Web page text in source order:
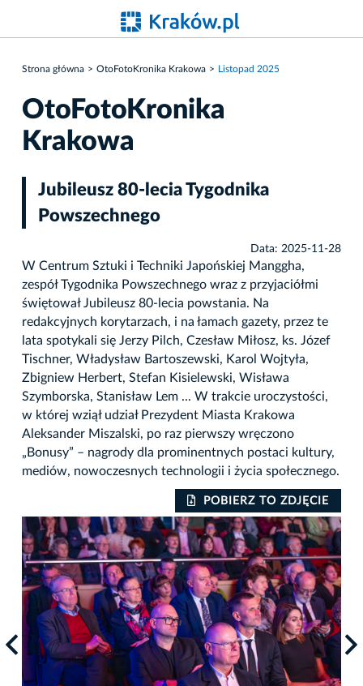
Strona główna OtoFotoKronika Krakowa Listopad 2025
OtoFotoKronika
Krakowa
Jubileusz 80-lecia Tygodnika
Powszechnego
Data: 2025-11-28
W Centrum Sztuki i Techniki Japońskiej Manggha,
zespół Tygodnika Powszechnego wraz z przyjaciółmi
świętował Jubileusz 80-lecia powstania. Na
redakcyjnych korytarzach, i na łamach gazety, przez te
lata spotykali się Jerzy Pilch, Czesław Miłosz, ks. Józef
Tischner, Władysław Bartoszewski, Karol Wojtyła,
Zbigniew Herbert, Stefan Kisielewski, Wisława
Szymborska, Stanisław Lem ... W trakcie uroczystości,
w której wziął udział Prezydent Miasta Krakowa
Aleksander Miszalski, po raz pierwszy wręczono
„Bonusy” – nagrody dla prominentnych postaci kultury,
mediów, nowoczesnych technologii i życia społecznego.
POBIERZ TO ZDJĘCIE